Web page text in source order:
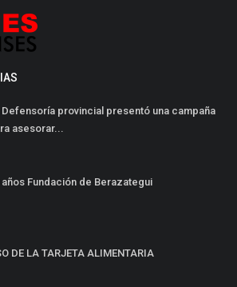
Defensoría provincial presentó una campaña
asesorar...
años Fundación de Berazategui
DE LA TARJETA ALIMENTARIA